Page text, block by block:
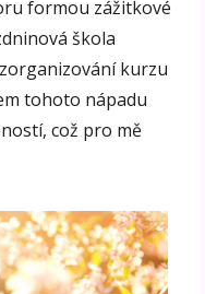
formou zážitkové
škola
kurzu
tohoto nápadu
což pro mě